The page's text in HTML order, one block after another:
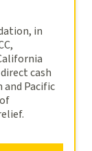
in
cash
Pacific